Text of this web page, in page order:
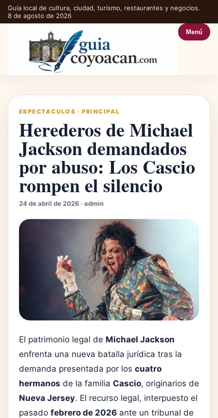
Guía local de cultura, ciudad, turismo, restaurantes y negocios.
8 de agosto de 2026
Menú
ESPECTACULOS · PRINCIPAL
Herederos de Michael
Jackson demandados
por abuso: Los Cascio
rompen el silencio
24 de abril de 2026 · admin
El patrimonio legal de Michael Jackson
enfrenta una nueva batalla jurídica tras la
demanda presentada por los cuatro
hermanos de la familia Cascio, originarios de
Nueva Jersey. El recurso legal, interpuesto el
pasado febrero de 2026 ante un tribunal de